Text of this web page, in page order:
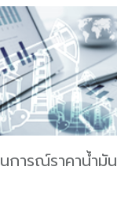
การณ์ราคาน้ำมัน